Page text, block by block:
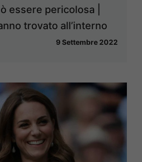
essere pericolosa |
trovato all’interno
9 Settembre 2022